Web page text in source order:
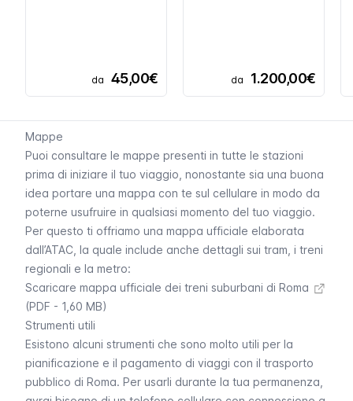
da 45,00€ da 1.200,00€
Mappe
Puoi consultare le mappe presenti in tutte le stazioni
prima di iniziare il tuo viaggio, nonostante sia una buona
idea portare una mappa con te sul cellulare in modo da
poterne usufruire in qualsiasi momento del tuo viaggio.
Per questo ti offriamo una mappa ufficiale elaborata
dall’ATAC, la quale include anche dettagli sui tram , i treni
regionali e la metro:
Scaricare mappa ufficiale dei treni suburbani di Roma
(PDF - 1,60 MB)
Strumenti utili
Esistono alcuni strumenti che sono molto utili per la
pianificazione e il pagamento di viaggi con il trasporto
pubblico di Roma. Per usarli durante la tua permanenza,